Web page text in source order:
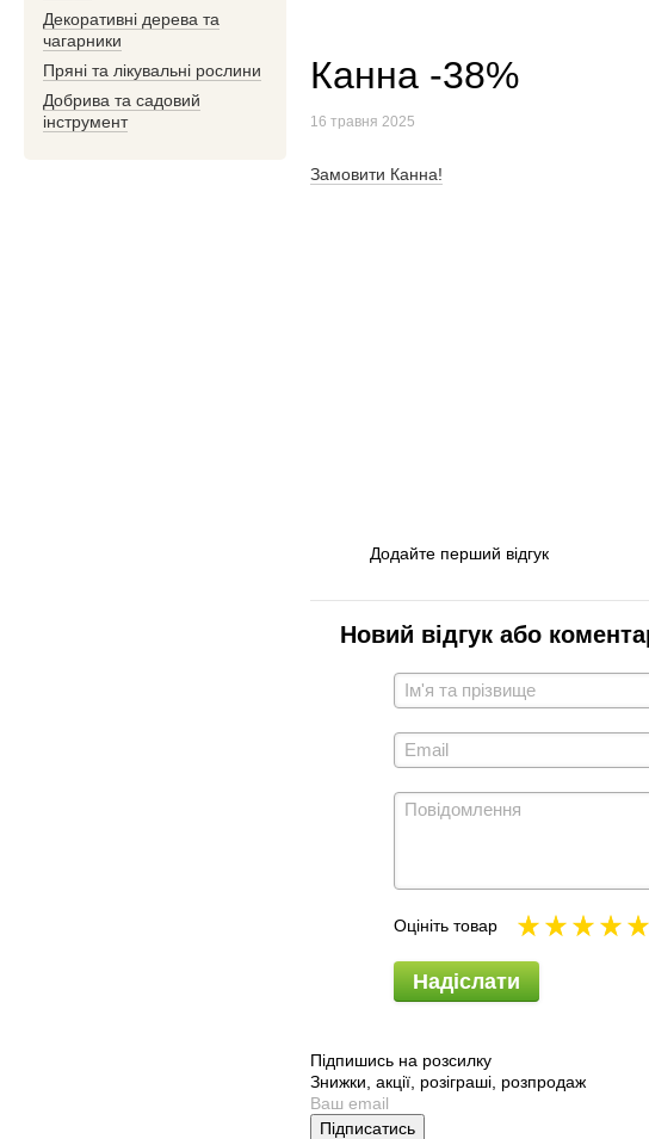
Канна -38%
16 травня 2025
Замовити Канна!
Додайте перший відгук
Новий відгук або
Оцініть товар
Надіслати
Підпишись на розсилку
Знижки, акції, розіграші, розпродаж
Підписатись
Декоративні дерева та
чагарники
Пряні та лікувальні рослини
Добрива та садовий
інструмент